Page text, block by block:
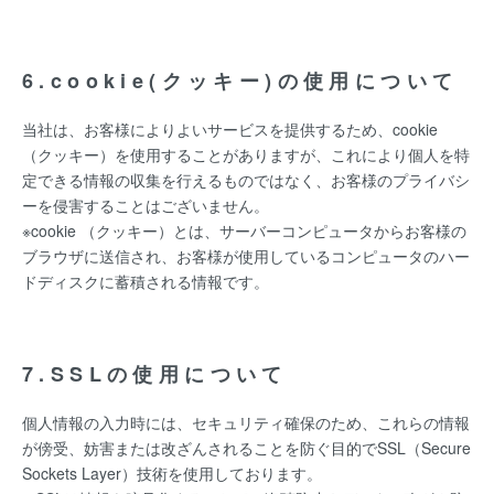
6.cookie(クッキー)の使用について
当社は、お客様によりよいサービスを提供するため、cookie
（クッキー）を使用することがありますが、これにより個人を特
定できる情報の収集を行えるものではなく、お客様のプライバシ
ーを侵害することはございません。
※cookie （クッキー）とは、サーバーコンピュータからお客様の
ブラウザに送信され、お客様が使用しているコンピュータのハー
ドディスクに蓄積される情報です。
7.SSLの使用について
個人情報の入力時には、セキュリティ確保のため、これらの情報
が傍受、妨害または改ざんされることを防ぐ目的でSSL（Secure
Sockets Layer）技術を使用しております。